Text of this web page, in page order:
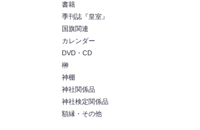
書籍
季刊誌『皇室』
国旗関連
カレンダー
DVD・CD
榊
神棚
神社関係品
神社検定関係品
額縁・その他